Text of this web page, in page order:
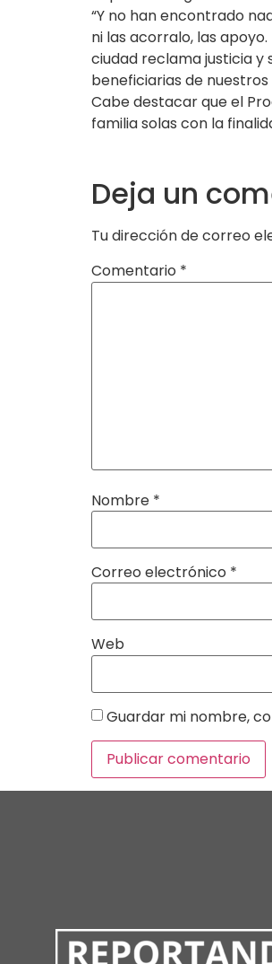
“Y no han encontrado
ni las acorralo, las
ciudad reclama justicia y
beneficiarias de nuestros
Cabe destacar que el
familia solas con la
Deja un
Tu dirección de correo
Comentario *
Nombre *
Correo electrónico *
Web
Guardar mi nombre,